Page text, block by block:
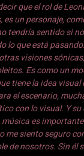
que el rol de
es un personaje,
tendría sentido si
lo que está
visiones
Es como un
tiene la idea visual
el escenario,
con lo visual. Y
es
me siento seguro
de nosotros. Sin él